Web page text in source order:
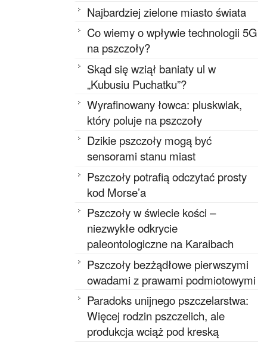
Najbardziej zielone miasto świata
Co wiemy o wpływie technologii 5G
na pszczoły?
Skąd się wziął baniaty ul w
„Kubusiu Puchatku”?
Wyrafinowany łowca: pluskwiak,
który poluje na pszczoły
Dzikie pszczoły mogą być
sensorami stanu miast
Pszczoły potrafią odczytać prosty
kod Morse’a
Pszczoły w świecie kości –
niezwykłe odkrycie
paleontologiczne na Karaibach
Pszczoły bezżądłowe pierwszymi
owadami z prawami podmiotowymi
Paradoks unijnego pszczelarstwa:
Więcej rodzin pszczelich, ale
produkcja wciąż pod kreską